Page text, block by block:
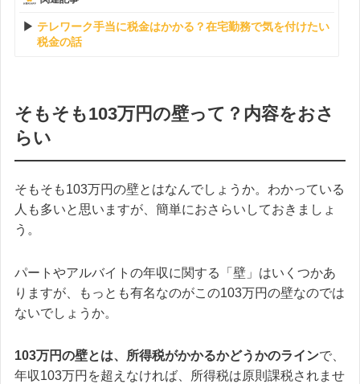
テレワーク手当に税金はかかる？在宅勤務で気を付けたい
税金の話
そもそも103万円の壁って？内容をおさ
らい
そもそも103万円の壁とはなんでしょうか。わかっている
人も多いと思いますが、簡単におさらいしておきましょ
う。
パートやアルバイトの年収に関する「壁」はいくつかあ
りますが、もっとも有名なのがこの103万円の壁なのでは
ないでしょうか。
103万円の壁とは、所得税がかかるかどうかのラインで、
年収103万円を超えなければ、所得税は原則課税されませ